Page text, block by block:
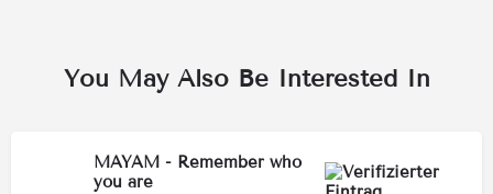
You May Also Be Interested In
MAYAM - Remember who
you are